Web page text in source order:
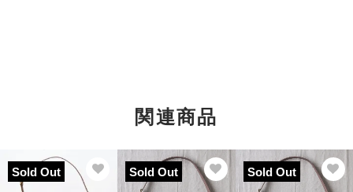
関連商品
Sold Out Sold Out Sold Out